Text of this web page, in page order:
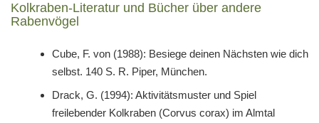
Kolkraben-Literatur und Bücher über andere
Rabenvögel
Cube, F. von (1988): Besiege deinen Nächsten wie dich
selbst. 140 S. R. Piper, München.
Drack, G. (1994): Aktivitätsmuster und Spiel
freilebender Kolkraben (Corvus corax) im Almtal